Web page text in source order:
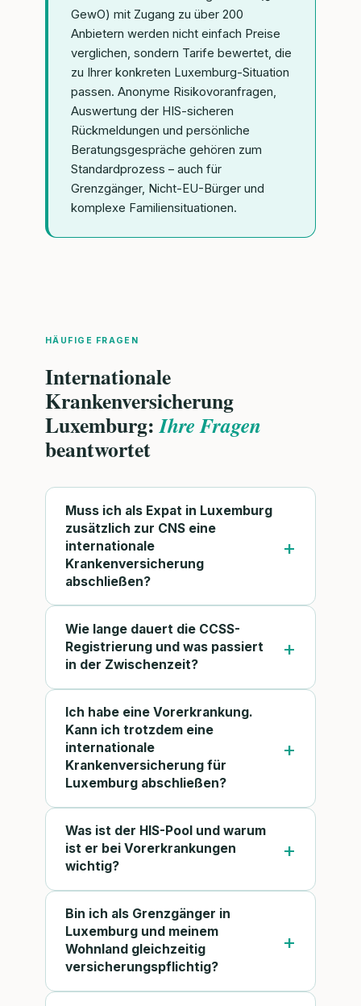
GewO) mit Zugang zu über 200
Anbietern werden nicht einfach Preise
verglichen, sondern Tarife bewertet, die
zu Ihrer konkreten Luxemburg-Situation
passen. Anonyme Risikovoranfragen,
Auswertung der HIS-sicheren
Rückmeldungen und persönliche
Beratungsgespräche gehören zum
Standardprozess – auch für
Grenzgänger, Nicht-EU-Bürger und
komplexe Familiensituationen.
HÄUFIGE FRAGEN
Internationale
Krankenversicherung
Luxemburg:Ihre Fragen
beantwortet
Muss ich als Expat in Luxemburg
zusätzlich zur CNS eine
internationale
Krankenversicherung
abschließen?
Wie lange dauert die CCSS-
Registrierung und was passiert
in der Zwischenzeit?
Ich habe eine Vorerkrankung.
Kann ich trotzdem eine
internationale
Krankenversicherung für
Luxemburg abschließen?
Was ist der HIS-Pool und warum
ist er bei Vorerkrankungen
wichtig?
Bin ich als Grenzgänger in
Luxemburg und meinem
Wohnland gleichzeitig
versicherungspflichtig?